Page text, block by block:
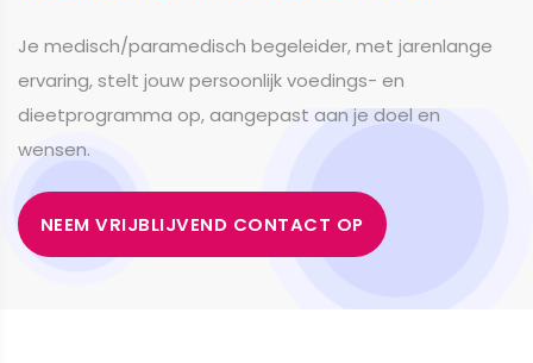
​​​​​​​Je medisch/paramedisch begeleider, met jarenlange
ervaring, stelt jouw persoonlijk voedings- en
dieetprogramma op, aangepast aan je doel en
wensen.
NEEM VRIJBLIJVEND CONTACT OP